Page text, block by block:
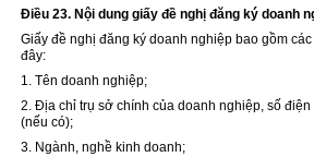
Điều 23. Nội dung giấy đề nghị đăng ký doanh
Giấy đề nghị đăng ký doanh nghiệp bao gồm
đây:
1. Tên doanh nghiệp;
2. Địa chỉ trụ sở chính của doanh nghiệp, số
(nếu có);
3. Ngành, nghề kinh doanh;